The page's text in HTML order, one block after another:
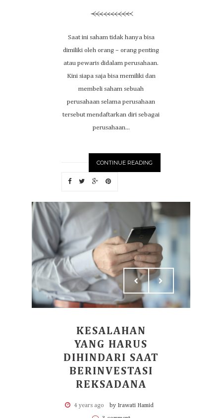
Saat ini saham tidak hanya bisa
dimiliki oleh orang – orang penting
atau pewaris didalam perusahaan.
Kini siapa saja bisa memiliki dan
membeli saham sebuah
perusahaan selama perusahaan
tersebut mendaftarkan diri sebagai
perusahaan...
CONTINUE READING
KESALAHAN
YANG HARUS
DIHINDARI SAAT
BERINVESTASI
REKSADANA
4 years ago by Irawati Hamid